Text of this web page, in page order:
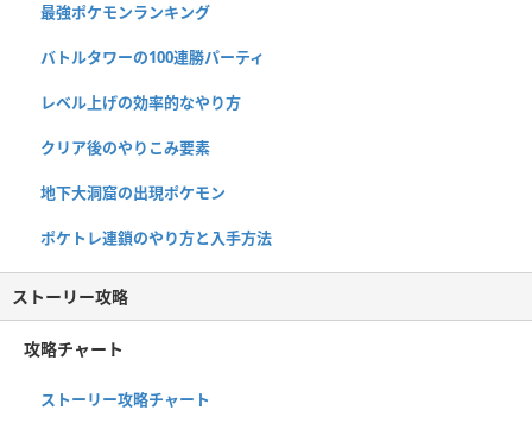
最強ポケモンランキング
バトルタワーの100連勝パーティ
レベル上げの効率的なやり方
クリア後のやりこみ要素
地下大洞窟の出現ポケモン
ポケトレ連鎖のやり方と入手方法
ストーリー攻略
攻略チャート
ストーリー攻略チャート